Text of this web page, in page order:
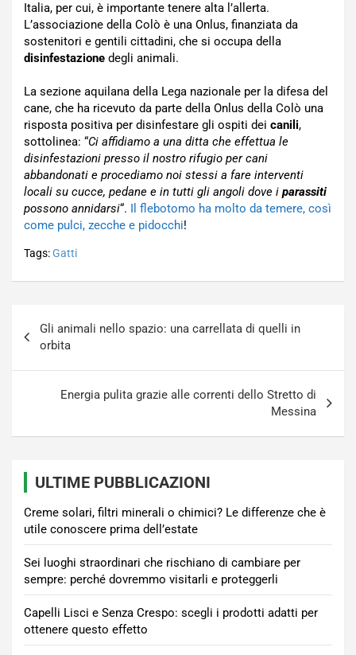
Italia, per cui, è importante tenere alta l’allerta.
L’associazione della Colò è una Onlus, finanziata da
sostenitori e gentili cittadini, che si occupa della
disinfestazione degli animali.
La sezione aquilana della Lega nazionale per la difesa del
cane, che ha ricevuto da parte della Onlus della Colò una
risposta positiva per disinfestare gli ospiti dei canili,
sottolinea: “Ci affidiamo a una ditta che effettua le
disinfestazioni presso il nostro rifugio per cani
abbandonati e procediamo noi stessi a fare interventi
locali su cucce, pedane e in tutti gli angoli dove i parassiti
possono annidarsi“. Il flebotomo ha molto da temere, così
come pulci, zecche e pidocchi!
Tags:Gatti
articoli
Gli animali nello spazio: una carrellata di quelli in
orbita
Energia pulita grazie alle correnti dello Stretto di
Messina
ULTIME PUBBLICAZIONI
Creme solari, filtri minerali o chimici? Le differenze che è
utile conoscere prima dell’estate
Sei luoghi straordinari che rischiano di cambiare per
sempre: perché dovremmo visitarli e proteggerli
Capelli Lisci e Senza Crespo: scegli i prodotti adatti per
ottenere questo effetto